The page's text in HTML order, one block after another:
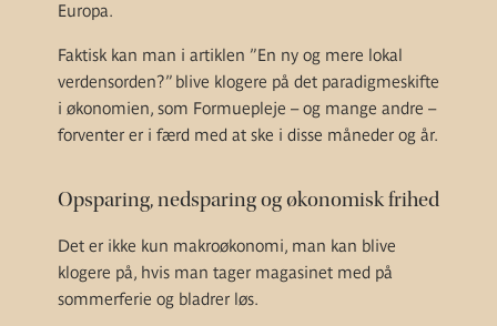
Europa.
Faktisk kan man i artiklen ”En ny og mere lokal
verdensorden?” blive klogere på det paradigmeskifte
i økonomien, som Formuepleje – og mange andre –
forventer er i færd med at ske i disse måneder og år.
Opsparing, nedsparing og økonomisk frihed
Det er ikke kun makroøkonomi, man kan blive
klogere på, hvis man tager magasinet med på
sommerferie og bladrer løs.